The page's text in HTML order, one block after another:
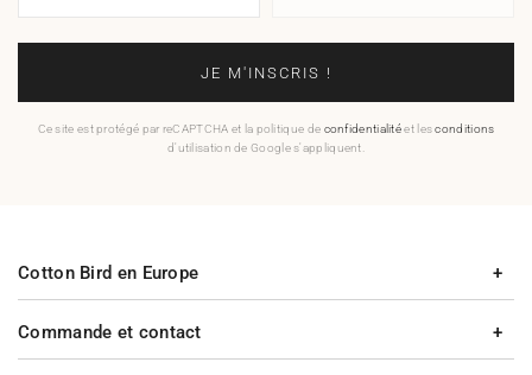
JE M'INSCRIS !
Ce site est protégé par reCAPTCHA et la politique de confidentialitéet lesconditions
d'utilisation de Google s'appliquent.
Commande et contact
Cotton Bird en Europe